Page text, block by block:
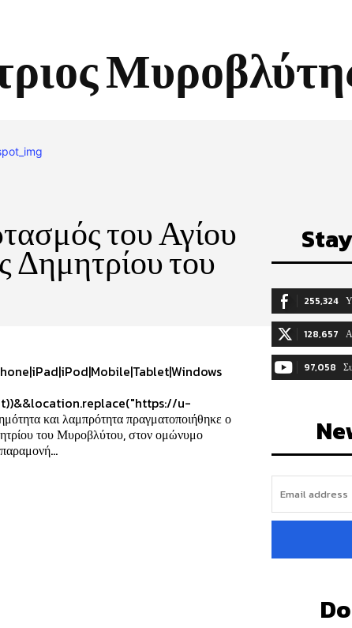
του Αγίου
Δημητρίου του
u-
και λαμπρότητα πραγματοποιήθηκε ο
του Μυροβλύτου, στον ομώνυμο
Ναό της Κηφισιάς. Την παραμονή...
255,324
128,657
97,058